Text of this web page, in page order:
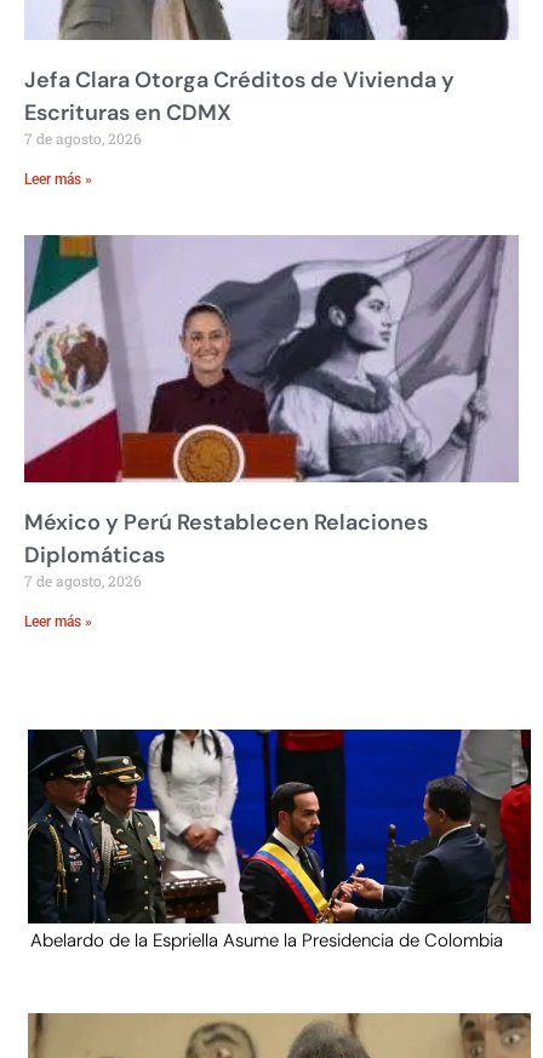
Jefa Clara Otorga Créditos de Vivienda y
Escrituras en CDMX
7 de agosto, 2026
Leer más »
México y Perú Restablecen Relaciones
Diplomáticas
7 de agosto, 2026
Leer más »
Abelardo de la Espriella Asume la Presidencia de Colombia